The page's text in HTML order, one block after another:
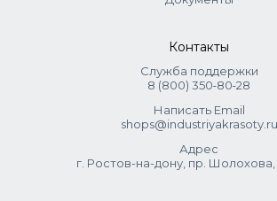
Контакты
Служба поддержки
8 (800) 350‑80‑28
Написать Email
shops@industriyakrasoty.ru
Адрес
г. Ростов-на-дону, пр. Шолохова,